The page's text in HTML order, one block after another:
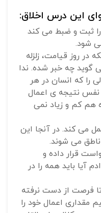
این درس اخلاق:
را ثبت و ضبط می کند
شود.
در روز قیامت، زلزله
چه خبر شده. ندا
را که انسان در هر
نفس نتیجه ی اعمال
هم کم و زیاد نمی
می کند. در آنجا این
می شوند.
قرار داده و
آیا باید همه را در
فرصت از دست نرفته
مقداری اعمال خود را